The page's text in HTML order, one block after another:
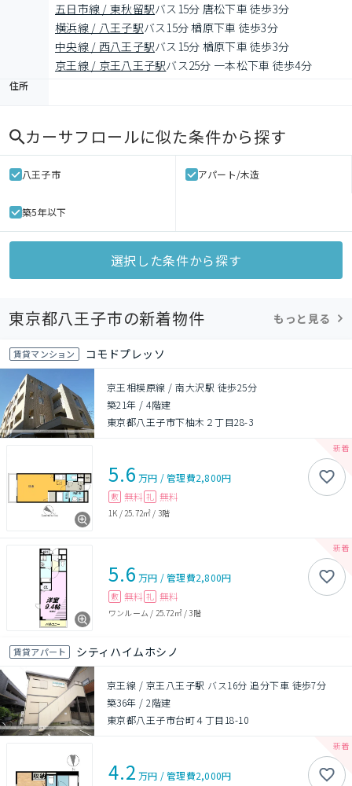
五日市線 / 東秋留駅バス15分 唐松下車 徒歩3分
横浜線 / 八王子駅バス15分 楢原下車 徒歩3分
中央線 / 西八王子駅バス15分 楢原下車 徒歩3分
京王線 / 京王八王子駅バス25分 一本松下車 徒歩4分
住所
カーサフロールに似た条件から探す
八王子市 アパート/木造
築5年以下
選択した条件から探す
東京都八王子市の新着物件 もっと見る
賃貸マンション コモドプレッソ
京王相模原線 / 南大沢駅 徒歩25分
築21年 /4階建
東京都八王子市下柚木２丁目28-3
5.6 万円 /管理費2,800円
敷 無料 礼 無料
1K / 25.72㎡ / 3階
5.6 万円 /管理費2,800円
敷 無料 礼 無料
ワンルーム / 25.72㎡/3階
賃貸アパート シティハイムホシノ
京王線 / 京王八王子駅 バス16分 追分下車 徒歩7分
築36年 /2階建
東京都八王子市台町４丁目18-10
4.2 万円 /管理費2,000円